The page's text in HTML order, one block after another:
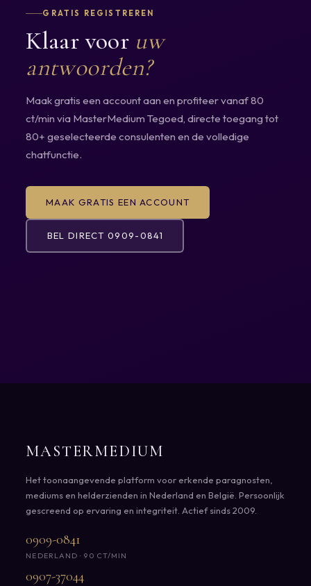
GRATIS REGISTREREN
Klaar voor uw
antwoorden?
Maak gratis een account aan en profiteer vanaf 80
ct/min via MasterMedium Tegoed, directe toegang tot
80+ geselecteerde consulenten en de volledige
chatfunctie.
MAAK GRATIS EEN ACCOUNT
BEL DIRECT 0909-0841
MASTERMEDIUM
Het toonaangevende platform voor erkende paragnosten,
mediums en helderzienden in Nederland en België. Persoonlijk
gescreend op ervaring en integriteit. Actief sinds 2009.
0909-0841
NEDERLAND · 90 CT/MIN
0907-37044